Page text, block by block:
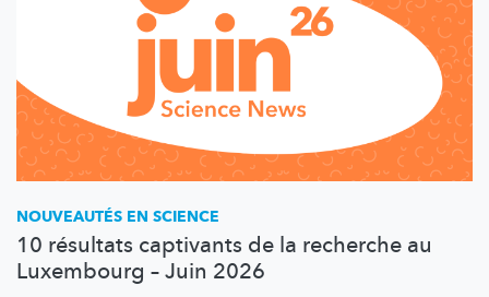
NOUVEAUTÉS EN SCIENCE
10 résultats captivants de la recherche au
Luxembourg – Juin 2026